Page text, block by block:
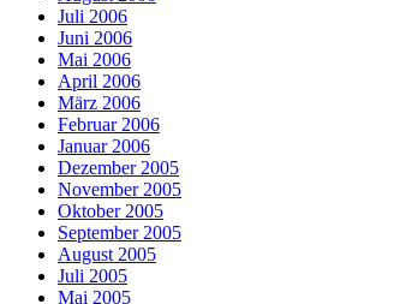
Juli 2006
Juni 2006
Mai 2006
April 2006
März 2006
Februar 2006
Januar 2006
Dezember 2005
November 2005
Oktober 2005
September 2005
August 2005
Juli 2005
Mai 2005